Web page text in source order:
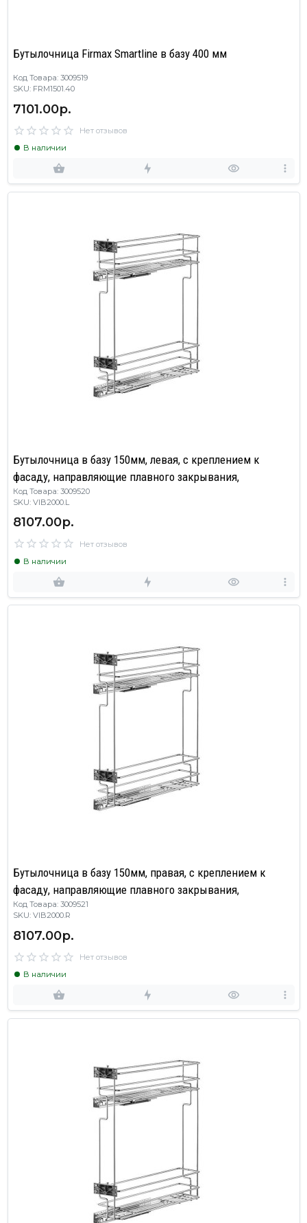
Бутылочница Firmax Smartline в базу 400 мм
Код Товара: 3009519
SKU: FRM1501.40
7101.00р.
Нет отзывов
В наличии
Бутылочница в базу 150мм, левая, с креплением к
фасаду, направляющие плавного закрывания,
Код Товара: 3009520
SKU: VIB2000.L
8107.00р.
Нет отзывов
В наличии
Бутылочница в базу 150мм, правая, с креплением к
фасаду, направляющие плавного закрывания,
Код Товара: 3009521
SKU: VIB2000.R
8107.00р.
Нет отзывов
В наличии